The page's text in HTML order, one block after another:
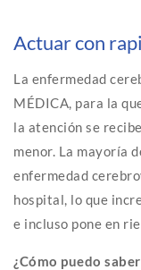
Actuar con
La enfermedad
MÉDICA, para la
la atención se
menor. La mayoría
enfermedad
hospital, lo que
e incluso pone en
¿Cómo puedo